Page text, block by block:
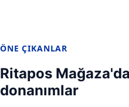
ÖNE ÇIKANLAR
Ritapos
donanımlar